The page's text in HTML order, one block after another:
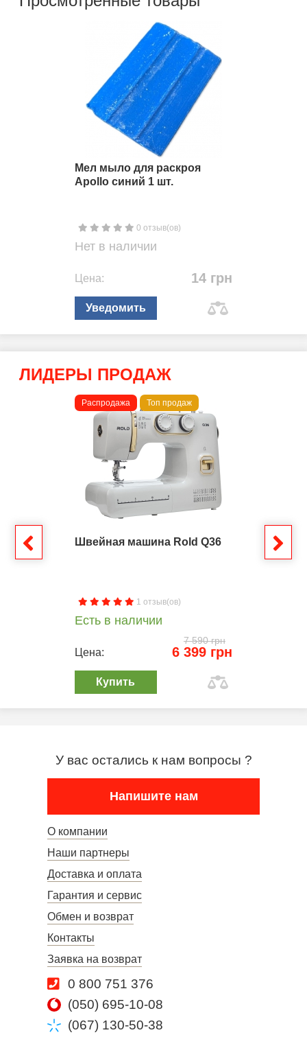
Мел мыло для раскроя
Apollo синий 1 шт.
0 отзыв(ов)
Нет в наличии
Цена: 14 грн
Уведомить
ЛИДЕРЫ ПРОДАЖ
Распродажа Топ продаж
Швейная машина Rold Q36
1 отзыв(ов)
Есть в наличии
7 590 грн
Цена: 6 399 грн
Купить
У вас остались к нам вопросы ?
Напишите нам
О компании
Наши партнеры
Доставка и оплата
Гарантия и сервис
Обмен и возврат
Контакты
Заявка на возврат
0 800 751 376
(050) 695-10-08
(067) 130-50-38